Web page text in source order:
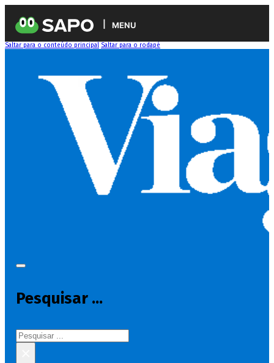
MENU
Saltar para o conteúdo principal Saltar para o rodapé
Pesquisar ...
Pesquisar